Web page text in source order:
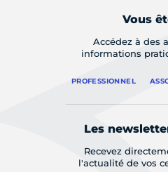
Vous
Accédez à des
informations
PROFESSIONNEL
Les
Recevez
l'actualité de vos